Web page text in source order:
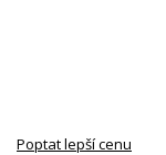
Poptat lepší cenu